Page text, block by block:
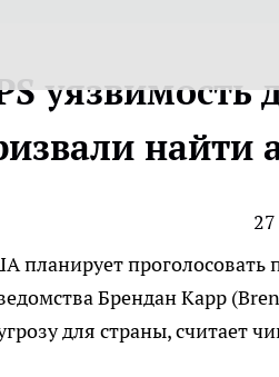
уязвимость
найти
планирует проголосовать
Брендан Карр
для страны, считает